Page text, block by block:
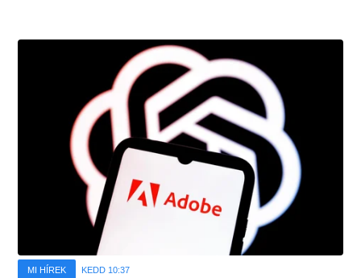
MI HÍREK KEDD 10:37